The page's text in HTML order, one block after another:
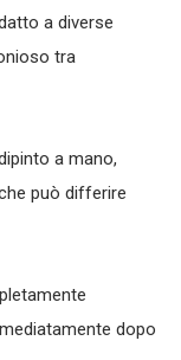
a diverse
tra
a mano,
può differire
dopo